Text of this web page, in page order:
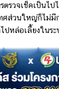
ตรวจเช็คเป็นไ
ศส่วนใหญ่ก็ไม่มี
ปหล่อเลี้ยงในระ